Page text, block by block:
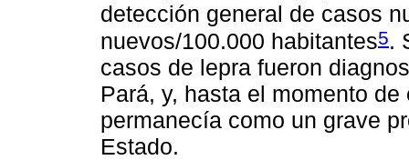
detección general de casos
nuevos/100.000 habitantes5.
casos de lepra fueron
Pará, y, hasta el momento
permanecía como un grave
Estado.